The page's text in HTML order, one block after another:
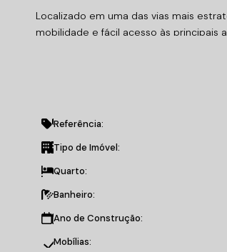
Localizado em uma das vias mais
mobilidade e fácil acesso às principais
Banheiro social;
Área útil de 51,01 m²;
Próximo a comércios, supermercados,
Referência:
Tipo de Imóvel:
Quarto:
Banheiro:
Ano de Construção:
Mobílias: